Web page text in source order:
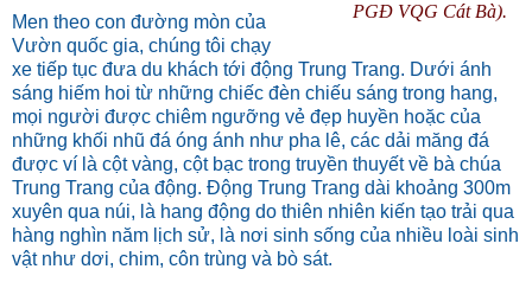
PGĐ VQG Cát Bà).
Men theo con đường mòn của
Vườn quốc gia, chúng tôi chạy
xe tiếp tục đưa du khách tới động Trung Trang. Dưới ánh
sáng hiếm hoi từ những chiếc đèn chiếu sáng trong hang,
mọi người được chiêm ngưỡng vẻ đẹp huyền hoặc của
những khối nhũ đá óng ánh như pha lê, các dải măng đá
được ví là cột vàng, cột bạc trong truyền thuyết về bà chúa
Trung Trang của động. Động Trung Trang dài khoảng 300m
xuyên qua núi, là hang động do thiên nhiên kiến tạo trải qua
hàng nghìn năm lịch sử, là nơi sinh sống của nhiều loài sinh
vật như dơi, chim, côn trùng và bò sát.